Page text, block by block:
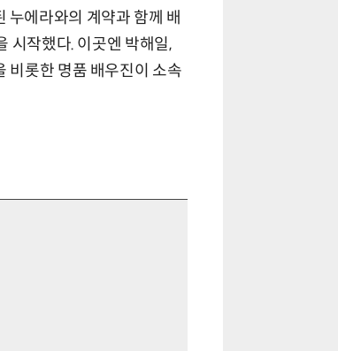
누에라와의 계약과 함께 배
시작했다. 이곳엔 박해일,
비롯한 명품 배우진이 소속